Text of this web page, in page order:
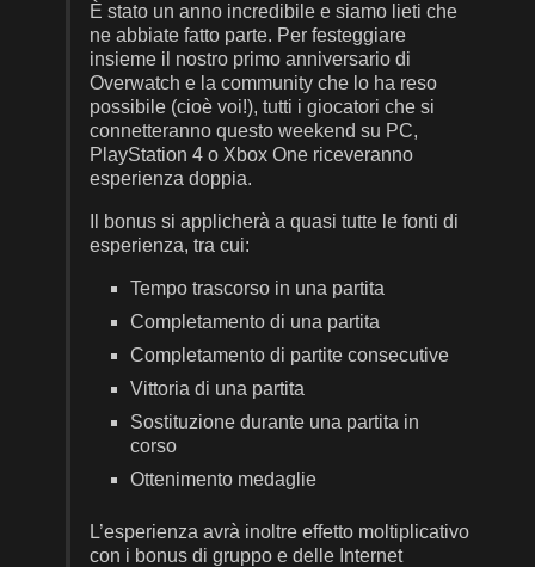
È stato un anno incredibile e siamo lieti che
ne abbiate fatto parte. Per festeggiare
insieme il nostro primo anniversario di
Overwatch e la community che lo ha reso
possibile (cioè voi!), tutti i giocatori che si
connetteranno questo weekend su PC,
PlayStation 4 o Xbox One riceveranno
esperienza doppia.
Il bonus si applicherà a quasi tutte le fonti di
esperienza, tra cui:
Tempo trascorso in una partita
Completamento di una partita
Completamento di partite consecutive
Vittoria di una partita
Sostituzione durante una partita in
corso
Ottenimento medaglie
L’esperienza avrà inoltre effetto moltiplicativo
con i bonus di gruppo e delle Internet